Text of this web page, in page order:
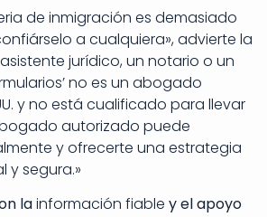
de inmigración es demasiado
a cualquiera», advierte la
jurídico, un notario o un
no es un abogado
y no está cualificado para llevar
autorizado puede
y ofrecerte una estrategia
y segura.»
lainformación fiable y el apoyo